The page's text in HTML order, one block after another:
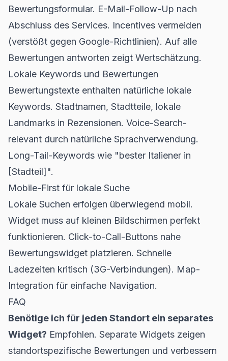
Bewertungsformular. E-Mail-Follow-Up nach
Abschluss des Services. Incentives vermeiden
(verstößt gegen Google-Richtlinien). Auf alle
Bewertungen antworten zeigt Wertschätzung.
Lokale Keywords und Bewertungen
Bewertungstexte enthalten natürliche lokale
Keywords. Stadtnamen, Stadtteile, lokale
Landmarks in Rezensionen. Voice-Search-
relevant durch natürliche Sprachverwendung.
Long-Tail-Keywords wie "bester Italiener in
[Stadteil]".
Mobile-First für lokale Suche
Lokale Suchen erfolgen überwiegend mobil.
Widget muss auf kleinen Bildschirmen perfekt
funktionieren. Click-to-Call-Buttons nahe
Bewertungswidget platzieren. Schnelle
Ladezeiten kritisch (3G-Verbindungen). Map-
Integration für einfache Navigation.
FAQ
Benötige ich für jeden Standort ein separates
Widget? Empfohlen. Separate Widgets zeigen
standortspezifische Bewertungen und verbessern